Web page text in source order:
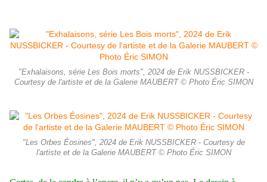
"Exhalaisons, série Les Bois morts", 2024 de Erik NUSSBICKER -
Courtesy de l'artiste et de la Galerie MAUBERT © Photo Éric SIMON
"Les Orbes Éosines", 2024 de Erik NUSSBICKER - Courtesy de
l'artiste et de la Galerie MAUBERT © Photo Éric SIMON